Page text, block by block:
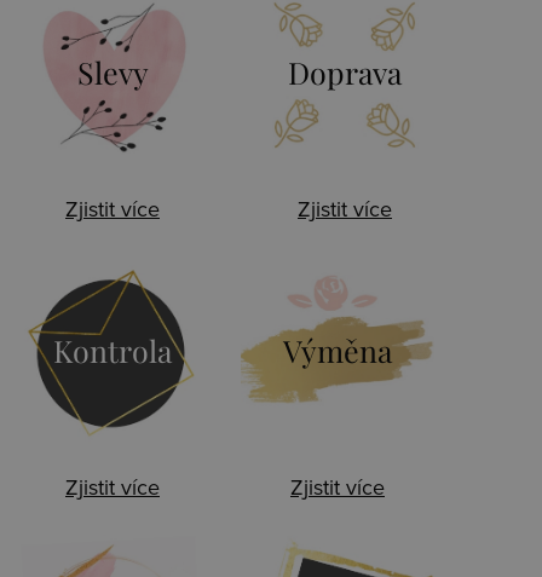
Slevy
Zjistit více
Doprava
Zjistit více
Kontrola
Zjistit více
Výměna
Zjistit více